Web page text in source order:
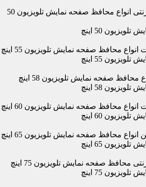
قیمت و خرید اینترنتی انواع محافظ صفحه نمایش تلویزیون 50
50 اینچ
محافظ صفحه نمایش تلویزیون 55 اینچ
55 اینچ
محافظ صفحه نمایش تلویزیون 58 اینچ
58 اینچ
محافظ صفحه نمایش تلویزیون 60 اینچ
60 اینچ
محافظ صفحه نمایش تلویزیون 65 اینچ
65 اینچ
محافظ صفحه نمایش تلویزیون 75 اینچ
75 اینچ